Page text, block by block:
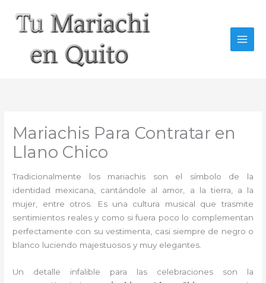
contenido
Mariachis Para Contratar en
Llano Chico
Tradicionalmente los mariachis son el símbolo de la
identidad mexicana, cantándole al amor, a la tierra, a la
mujer, entre otros. Es una cultura musical que trasmite
sentimientos reales y como si fuera poco lo complementan
perfectamente con su vestimenta, casi siempre de negro o
blanco luciendo majestuosos y muy elegantes.
Un detalle infalible para las celebraciones son la